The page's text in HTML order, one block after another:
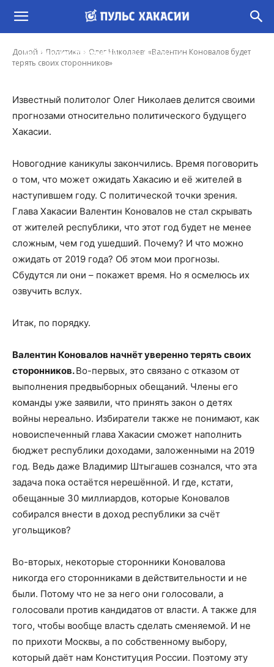
Домой Политика
Олег Николаев: «Валентин Коновалов будет
терять своих сторонников»
Олег Николаев: «Валентин Коновалов будет
терять своих сторонников»
Константин Обеленский - 14 Янв, 2019 7:00
Известный политолог Олег Николаев делится своими
прогнозами относительно политического будущего
Хакасии.
Новогодние каникулы закончились. Время поговорить
о том, что может ожидать Хакасию и её жителей в
наступившем году. С политической точки зрения.
Глава Хакасии Валентин Коновалов не стал скрывать
от жителей республики, что этот год будет не менее
сложным, чем год ушедший. Почему? И что можно
ожидать от 2019 года? Об этом мои прогнозы.
Сбудутся ли они – покажет время. Но я осмелюсь их
озвучить вслух.
Итак, по порядку.
Валентин Коновалов начнёт уверенно терять своих
сторонников.Во-первых, это связано с отказом от
выполнения предвыборных обещаний. Члены его
команды уже заявили, что принять закон о детях
войны нереально. Избиратели также не понимают, как
новоиспеченный глава Хакасии сможет наполнить
бюджет республики доходами, заложенными на 2019
год. Ведь даже Владимир Штыгашев сознался, что эта
задача пока остаётся нерешённой. И где, кстати,
обещанные 30 миллиардов, которые Коновалов
собирался внести в доход республики за счёт
угольщиков?
Во-вторых, некоторые сторонники Коновалова
никогда его сторонниками в действительности и не
были. Потому что не за него они голосовали, а
голосовали против кандидатов от власти. А также для
того, чтобы вообще власть сделать сменяемой. И не
по прихоти Москвы, а по собственному выбору,
который даёт нам Конституция России. Поэтому эту